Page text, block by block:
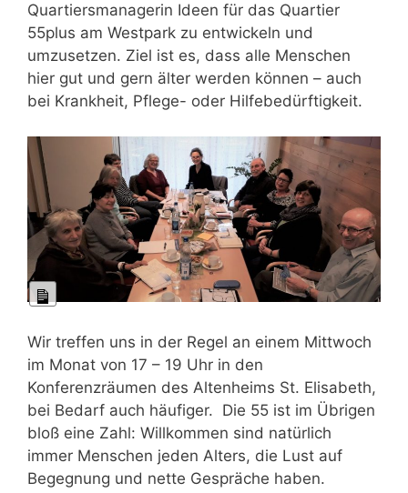
Quartiersmanagerin Ideen für das Quartier
55plus am Westpark zu entwickeln und
umzusetzen. Ziel ist es, dass alle Menschen
hier gut und gern älter werden können – auch
bei Krankheit, Pflege- oder Hilfebedürftigkeit.
Beschreibung
Wir treffen uns in der Regel an einem Mittwoch
im Monat von 17 – 19 Uhr in den
Konferenzräumen des Altenheims St. Elisabeth,
bei Bedarf auch häufiger. Die 55 ist im Übrigen
bloß eine Zahl: Willkommen sind natürlich
immer Menschen jeden Alters, die Lust auf
Begegnung und nette Gespräche haben.